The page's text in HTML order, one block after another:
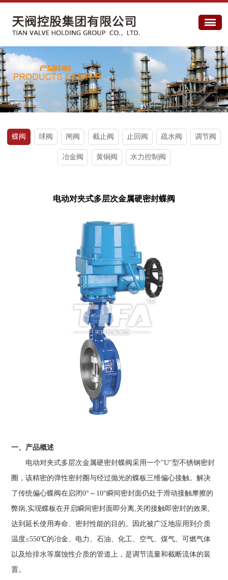
蝶阀 球阀 闸阀 截止阀 止回阀 疏水阀 调节阀
冶金阀 黄铜阀 水力控制阀
电动对夹式多层次金属硬密封蝶阀
一、产品概述
电动对夹式多层次金属硬密封蝶阀采用一个"U"型不锈钢密封
圈，该精密的弹性密封圈与经过抛光的蝶板三维偏心接触。解决
了传统偏心蝶阀在启闭0°～10°瞬间密封面仍处于滑动接触摩擦的
弊病,实现蝶板在开启瞬间密封面即分离,关闭接触即密封的效果,
达到延长使用寿命、密封性能的目的。因此被广泛地应用到介质
温度≤550℃的冶金、电力、石油、化工、空气、煤气、可燃气体
以及给排水等腐蚀性介质的管道上，是调节流量和截断流体的装
置。